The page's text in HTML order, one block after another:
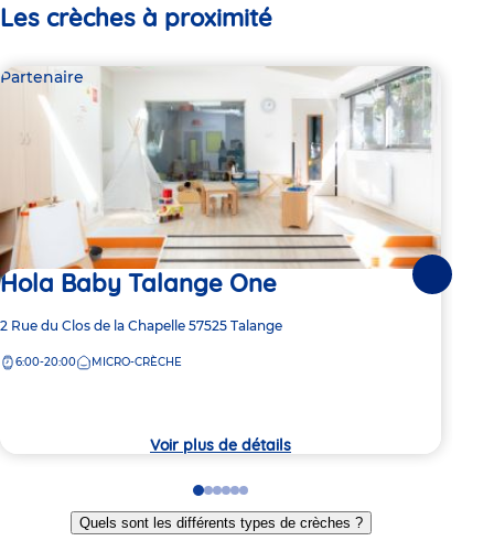
Les crèches à proximité
Partenaire
Hola Baby Talange One
Adresse
la
2 Rue du Clos de la Chapelle 57525 Talange
6:00-20:00 MICRO-CRÈCHE
Voir plus de détails
Go
to
slide
Go
to
slide
Go
to
slide
Go
to
slide
Go
to
slide
Go
to
slide
Quels sont les différents types de crèches ?